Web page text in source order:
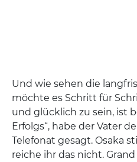
Und wie sehen die
möchte es Schritt für
und glücklich zu sein, ist
Erfolgs“, habe der Vater
Telefonat gesagt. Osaka
reiche ihr das nicht.